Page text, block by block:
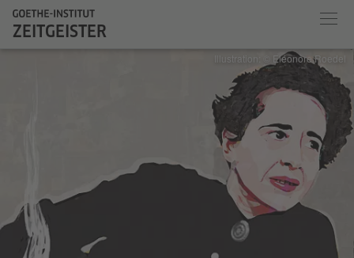
ZEITGEISTER
Illustration: © Eléonore Roedel